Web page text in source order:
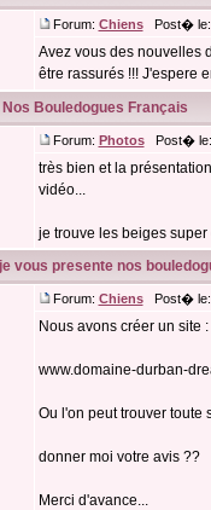
Forum: ChiensPost� le:
Avez vous des nouvelles
être rassurés !!! J'espere
Nos Bouledogues Français
Forum: PhotosPost� le:
très bien et la
vidéo...
je trouve les beiges super
vous presente nos
Forum: ChiensPost� le:
Nous avons créer un site :
www.domaine-durban-
Ou l'on peut trouver toute
donner moi votre avis ??
Merci d'avance...